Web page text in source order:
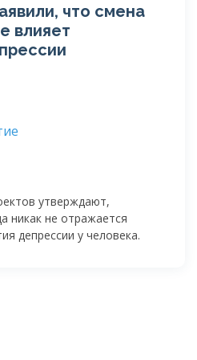
что смена
влияет
утверждают,
никак не отражается
депрессии у человека.